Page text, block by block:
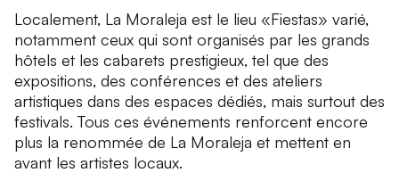
Localement, La Moraleja est le lieu «Fiestas» varié,
notamment ceux qui sont organisés par les grands
hôtels et les cabarets prestigieux, tel que des
expositions, des conférences et des ateliers
artistiques dans des espaces dédiés, mais surtout des
festivals. Tous ces événements renforcent encore
plus la renommée de La Moraleja et mettent en
avant les artistes locaux.